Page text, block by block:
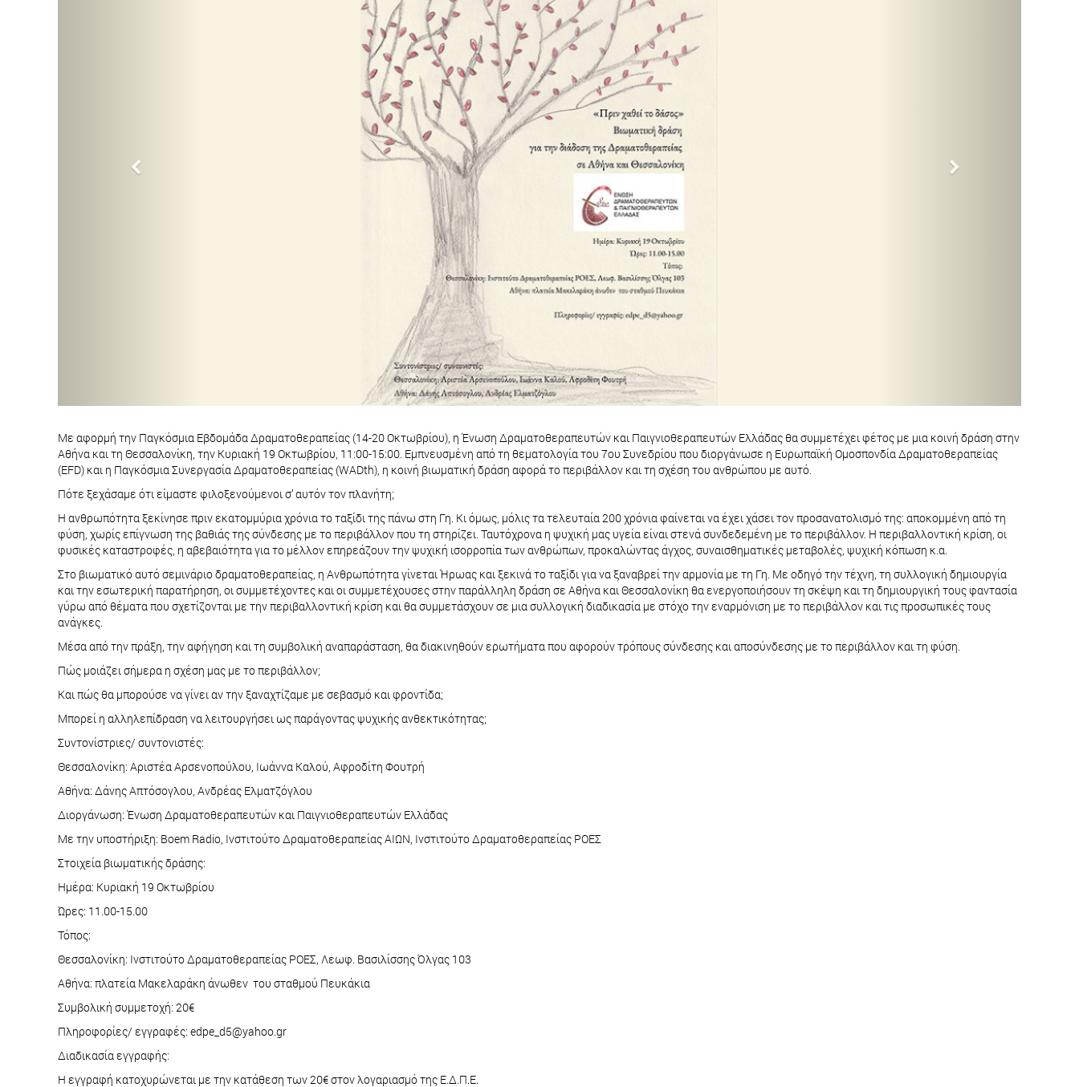
Με αφορμή την Παγκόσμια Εβδομάδα Δραματοθεραπείας (14-20 Οκτωβρίου), η Ένωση Δραματοθεραπευτών και Παιγνιοθεραπευτών Ελλάδας θα συμμετέχει φέτος με μια κοινή δράση στην
Αθήνα και τη Θεσσαλονίκη, την Κυριακή 19 Οκτωβρίου, 11:00-15:00. Εμπνευσμένη από τη θεματολογία του 7ου Συνεδρίου που διοργάνωσε η Ευρωπαϊκή Ομοσπονδία Δραματοθεραπείας
(EFD) και η Παγκόσμια Συνεργασία Δραματοθεραπείας (WADth), η κοινή βιωματική δράση αφορά το περιβάλλον και τη σχέση του ανθρώπου με αυτό.
Πότε ξεχάσαμε ότι είμαστε φιλοξενούμενοι σ’ αυτόν τον πλανήτη;
Η ανθρωπότητα ξεκίνησε πριν εκατομμύρια χρόνια το ταξίδι της πάνω στη Γη. Κι όμως, μόλις τα τελευταία 200 χρόνια φαίνεται να έχει χάσει τον προσανατολισμό της: αποκομμένη από τη
φύση, χωρίς επίγνωση της βαθιάς της σύνδεσης με το περιβάλλον που τη στηρίζει. Ταυτόχρονα η ψυχική μας υγεία είναι στενά συνδεδεμένη με το περιβάλλον. Η περιβαλλοντική κρίση, οι
φυσικές καταστροφές, η αβεβαιότητα για το μέλλον επηρεάζουν την ψυχική ισορροπία των ανθρώπων, προκαλώντας άγχος, συναισθηματικές μεταβολές, ψυχική κόπωση κ.α.
Στο βιωματικό αυτό σεμινάριο δραματοθεραπείας, η Ανθρωπότητα γίνεται Ήρωας και ξεκινά το ταξίδι για να ξαναβρεί την αρμονία με τη Γη. Με οδηγό την τέχνη, τη συλλογική δημιουργία
και την εσωτερική παρατήρηση, οι συμμετέχοντες και οι συμμετέχουσες στην παράλληλη δράση σε Αθήνα και Θεσσαλονίκη θα ενεργοποιήσουν τη σκέψη και τη δημιουργική τους φαντασία
γύρω από θέματα που σχετίζονται με την περιβαλλοντική κρίση και θα συμμετάσχουν σε μια συλλογική διαδικασία με στόχο την εναρμόνιση με το περιβάλλον και τις προσωπικές τους
ανάγκες.
Μέσα από την πράξη, την αφήγηση και τη συμβολική αναπαράσταση, θα διακινηθούν ερωτήματα που αφορούν τρόπους σύνδεσης και αποσύνδεσης με το περιβάλλον και τη φύση.
Πώς μοιάζει σήμερα η σχέση μας με το περιβάλλον;
Και πώς θα μπορούσε να γίνει αν την ξαναχτίζαμε με σεβασμό και φροντίδα;
Μπορεί η αλληλεπίδραση να λειτουργήσει ως παράγοντας ψυχικής ανθεκτικότητας;
Συντονίστριες/ συντονιστές:
Θεσσαλονίκη: Αριστέα Αρσενοπούλου, Ιωάννα Καλού, Αφροδίτη Φουτρή
Αθήνα: Δάνης Απτόσογλου, Ανδρέας Ελματζόγλου
Διοργάνωση: Ένωση Δραματοθεραπευτών και Παιγνιοθεραπευτών Ελλάδας
Με την υποστήριξη: Boem Radio, Ινστιτούτο Δραματοθεραπείας ΑΙΩΝ, Ινστιτούτο Δραματοθεραπείας ΡΟΕΣ
Στοιχεία βιωματικής δράσης:
Ημέρα: Κυριακή 19 Οκτωβρίου
Ώρες: 11.00-15.00
Τόπος:
Θεσσαλονίκη: Ινστιτούτο Δραματοθεραπείας ΡΟΕΣ, Λεωφ. Βασιλίσσης Όλγας 103
Αθήνα: πλατεία Μακελαράκη άνωθεν του σταθμού Πευκάκια
Συμβολική συμμετοχή: 20€
Πληροφορίες/ εγγραφές: edpe_d5@yahoo.gr
Διαδικασία εγγραφής:
Η εγγραφή κατοχυρώνεται με την κατάθεση των 20€ στον λογαριασμό της Ε.Δ.Π.Ε.